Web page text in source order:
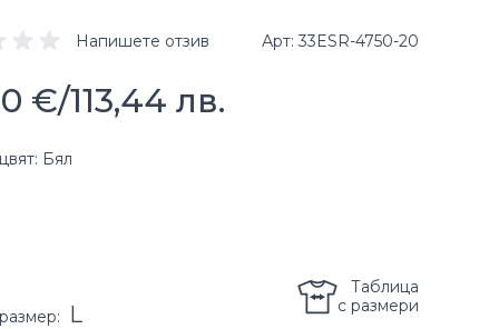
Напишете отзив Арт 33ESR-4750-20
€/113,44 лв.
Бял
размер: L
Таблица
с размери